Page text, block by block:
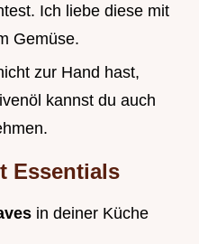
Ich liebe diese mit
Gemüse.
zur Hand hast,
kannst du auch
Essentials
in deiner Küche